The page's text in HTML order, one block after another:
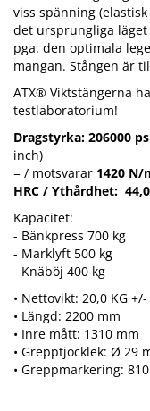
viss spänning
det ursprungliga
pga. den optimala
mangan. Stången är
ATX® Viktstängerna
testlaboratorium!
Dragstyrka: 206000
inch)
= / motsvarar 1420 N/
HRC / Ythårdhet: 44,0
Kapacitet:
- Bänkpress 700 kg
- Marklyft 500 kg
- Knäböj 400 kg
• Nettovikt: 20,0 KG +/-
• Längd: 2200 mm
• Inre mått: 1310 mm
• Grepptjocklek: Ø 29
• Greppmarkering: